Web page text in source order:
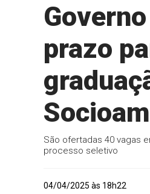
prazo
São ofertadas 40 vagas
processo seletivo
04/04/2025 às 18h22